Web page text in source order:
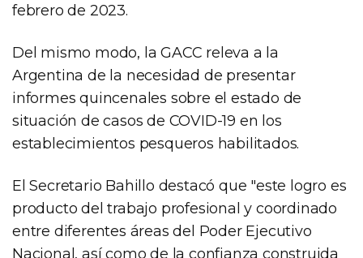
febrero de 2023.
Del mismo modo, la GACC releva a la
Argentina de la necesidad de presentar
informes quincenales sobre el estado de
situación de casos de COVID-19 en los
establecimientos pesqueros habilitados.
El Secretario Bahillo destacó que "este logro es
producto del trabajo profesional y coordinado
entre diferentes áreas del Poder Ejecutivo
Nacional, así como de la confianza construida